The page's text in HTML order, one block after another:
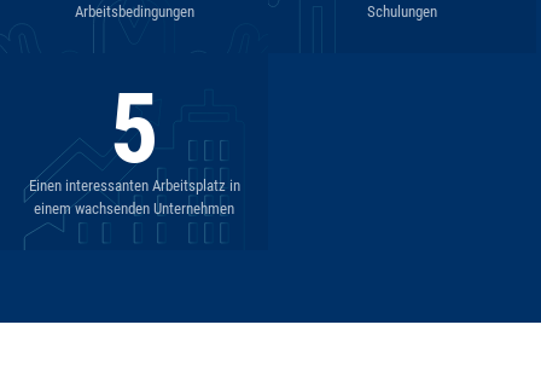
Arbeitsbedingungen
Schulungen
5
Einen interessanten Arbeitsplatz in
einem wachsenden Unternehmen